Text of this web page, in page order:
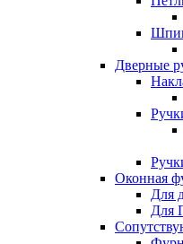
Дверные
Оконная
Для
Для